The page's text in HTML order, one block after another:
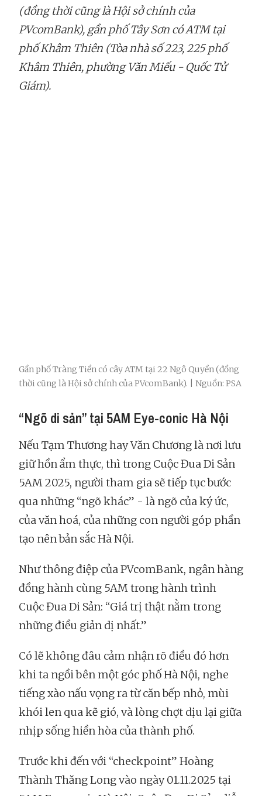
(đồng thời cũng là Hội sở chính của
PVcomBank), gần phố Tây Sơn có ATM tại
phố Khâm Thiên (Tòa nhà số 223, 225 phố
Khâm Thiên, phường Văn Miếu - Quốc Tử
Giám).
Gần phố Tràng Tiền có cây ATM tại 22 Ngô Quyền (đồng
thời cũng là Hội sở chính của PVcomBank). | Nguồn: PSA
“Ngõ di sản” tại 5AM Eye-conic Hà Nội
Nếu Tạm Thương hay Văn Chương là nơi lưu
giữ hồn ẩm thực, thì trong Cuộc Đua Di Sản
5AM 2025, người tham gia sẽ tiếp tục bước
qua những “ngõ khác” - là ngõ của ký ức,
của văn hoá, của những con người góp phần
tạo nên bản sắc Hà Nội.
Như thông điệp của PVcomBank, ngân hàng
đồng hành cùng 5AM trong hành trình
Cuộc Đua Di Sản: “Giá trị thật nằm trong
những điều giản dị nhất.”
Có lẽ không đâu cảm nhận rõ điều đó hơn
khi ta ngồi bên một góc phố Hà Nội, nghe
tiếng xào nấu vọng ra từ căn bếp nhỏ, mùi
khói len qua kẽ gió, và lòng chợt dịu lại giữa
nhịp sống hiền hòa của thành phố.
Trước khi đến với “checkpoint” Hoàng
Thành Thăng Long vào ngày 01.11.2025 tại